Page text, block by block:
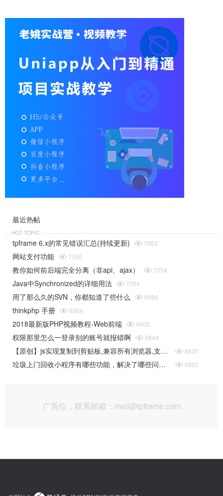
最近热帖
HOT TOPIC
tpframe 6.x的常见错误汇总(持续更新)  7063
网站支付功能  7056
教你如何前后端完全分离（非api、ajax）  7054
Java中Synchronized的详细用法  7054
用了那么久的SVN，你都知道了些什么  6996
thinkphp 手册  6954
2018最新版PHP视频教程-Web前端  6905
权限那里怎么一登录别的账号就报错啊  6844
【原创】js实现复制到剪贴板,兼容所有浏览器,支持移动端ios复制  6835
垃圾上门回收小程序有哪些功能，解决了哪些问题？  6803
广告位，联系邮箱：mail@tpframe.com